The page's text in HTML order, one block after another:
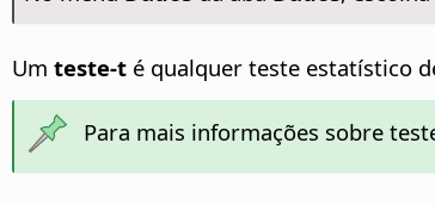
Um teste-t é qualquer teste estatístico
Para mais informações sobre